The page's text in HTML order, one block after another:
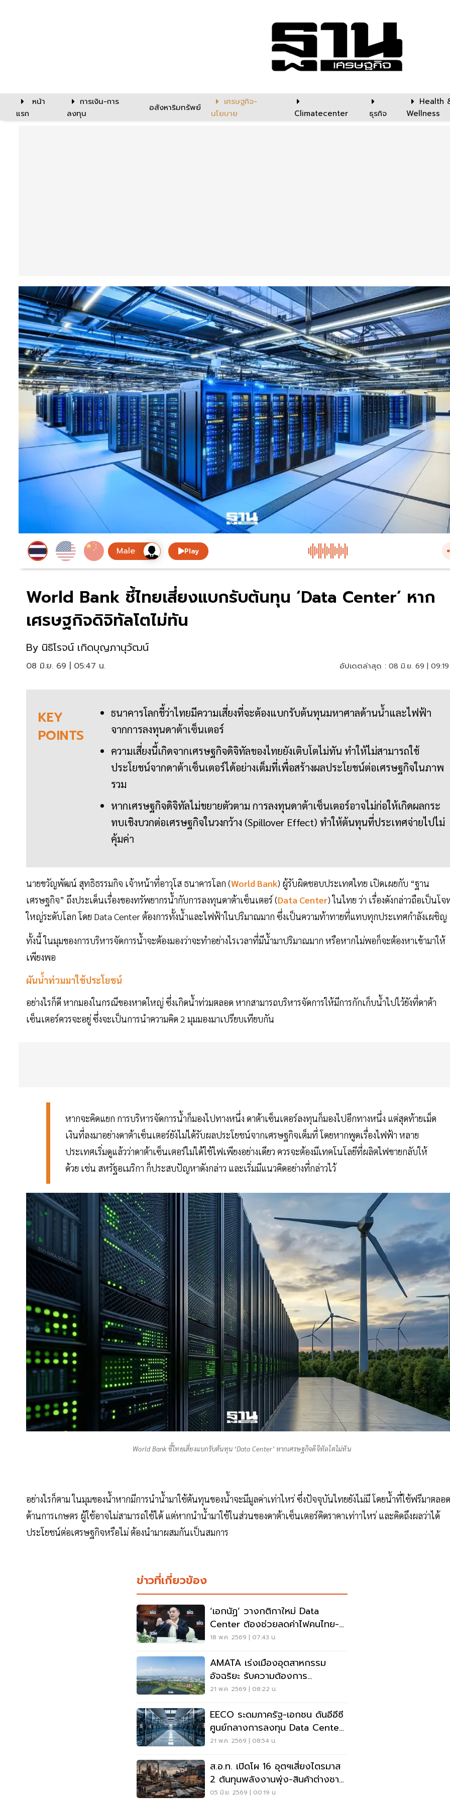
หน้า
แรก
การเงิน-การ
ลงทุน
อสังหาริมทรัพย์
เศรษฐกิจ-
นโยบาย
Climatecenter ธุรกิจ
Health
Wellness
Play
World Bank ชี้ไทยเสี่ยงแบกรับต้นทุน ‘Data Center’ หาก
เศรษฐกิจดิจิทัลโตไม่ทัน
By นิธิโรจน์ เกิดบุญภานุวัฒน์
08 มิ.ย. 69 | 05:47 น. อัปเดตล่าสุด : 08 มิ.ย. 69 |
KEY
POINTS
ธนาคารโลกชี้ว่าไทยมีความเสี่ยงที่จะต้องแบกรับต้นทุนมหาศาลด้านน้ำและไฟฟ้า
จากการลงทุนดาต้าเซ็นเตอร์
ความเสี่ยงนี้เกิดจากเศรษฐกิจดิจิทัลของไทยยังเติบโตไม่ทัน ทำให้ไม่สามารถใช้
ประโยชน์จากดาต้าเซ็นเตอร์ได้อย่างเต็มที่เพื่อสร้างผลประโยชน์ต่อเศรษฐกิจในภาพ
รวม
หากเศรษฐกิจดิจิทัลไม่ขยายตัวตาม การลงทุนดาต้าเซ็นเตอร์อาจไม่ก่อให้เกิดผลกระ
ทบเชิงบวกต่อเศรษฐกิจในวงกว้าง (Spillover Effect) ทำให้ต้นทุนที่ประเทศจ่ายไปไม่
คุ้มค่า
นายขวัญพัฒน์ สุทธิธรรมกิจ เจ้าหน้าที่อาวุโส ธนาคารโลก (World Bank) ผู้รับผิดชอบประเทศไทย เปิดเผยกับ “ฐาน
เศรษฐกิจ” ถึงประเด็นเรื่องของทรัพยากรน้ำกับการลงทุนดาต้าเซ็นเตอร์ (Data Center) ในไทย ว่า เรื่องดังกล่าวถือเป็นโจ
ใหญ่ระดับโลก โดย Data Center ต้องการทั้งน้ำและไฟฟ้าในปริมาณมาก ซึ่งเป็นความท้าทายที่แทบทุกประเทศกำลังเผชิญ
ทั้งนี้ ในมุมของการบริหารจัดการน้ำจะต้องมองว่าจะทำอย่างไรเวลาที่มีน้ำมาปริมาณมาก หรือหากไม่พอก็จะต้องหาเข้ามาให้
เพียงพอ
ผันน้ำท่วมมาใช้ประโยชน์
อย่างไรก็ดี หากมองในกรณีของหาดใหญ่ ซึ่งเกิดน้ำท่วมตลอด หากสามารถบริหารจัดการให้มีการกักเก็บน้ำไปไว้ยังที่ดาต้า
เซ็นเตอร์ควรจะอยู่ ซึ่งจะเป็นการนำความคิด 2 มุมมองมาเปรียบเทียบกัน
หากจะคิดแยก การบริหารจัดการน้ำก็มองไปทางหนึ่ง ดาต้าเซ็นเตอร์ลงทุนก็มองไปอีกทางหนึ่ง แต่สุดท้ายเม็ด
เงินที่ลงมาอย่างดาต้าเซ็นเตอร์ยังไม่ได้รับผลประโยชน์จากเศรษฐกิจเต็มที่ โดยหากพูดเรื่องไฟฟ้า หลาย
ประเทศเริ่มดูแล้วว่าดาต้าเซ็นเตอร์ไม่ได้ใช้ไฟเพียงอย่างเดียว ควรจะต้องมีเทคโนโลยีที่ผลิตไฟขายกลับให้
ด้วย เช่น สหรัฐอเมริกา ก็ประสบปัญหาดังกล่าว และเริ่มมีแนวคิดอย่างที่กล่าวไว้
World Bank ชี้ไทยเสี่ยงแบกรับต้นทุน ‘Data Center’ หากเศรษฐกิจดิจิทัลโตไม่ทัน
อย่างไรก็ตาม ในมุมของน้ำหากมีการนำน้ำมาใช้ต้นทุนของน้ำจะมีมูลค่าเท่าไหร่ ซึ่งปัจจุบันไทยยังไม่มี โดยน้ำที่ใช้ฟรีมาตลอด
ด้านการเกษตร ผู้ใช้อาจไม่สามารถใช้ได้ แต่หากนำน้ำมาใช้ในส่วนของดาต้าเซ็นเตอร์คิดราคาเท่าาไหร่ และคิดถึงผลว่าได้
ประโยชน์ต่อเศรษฐกิจหรือไม่ ต้องนำมาผสมกันเป็นสมการ
ข่าวที่เกี่ยวข้อง
‘เอกนัฏ’ วางกติกาใหม่ Data
Center ต้องช่วยลดค่าไฟคนไทย-
ร่วมลงทุน Smart Grid
18 พ.ค. 2569 | 07:43 น.
AMATA เร่งเมืองอุตสาหกรรม
อัจฉริยะ รับความต้องการ
เทคโนโลยี-ดาต้าเซ็นเตอร์
21 พ.ค. 2569 | 08:22 น.
EECO ระดมภาครัฐ-เอกชน ดันอีอีซี
ศูนย์กลางการลงทุน Data Center
ภูมิภาค
21 พ.ค. 2569 | 08:54 น.
ส.อ.ท. เปิดโผ 16 อุตฯเสี่ยงไตรมาส
2 ต้นทุนพลังงานพุ่ง-สินค้าต่างชาติ
ทะลัก
05 มิ.ย. 2569 | 00:19 น.